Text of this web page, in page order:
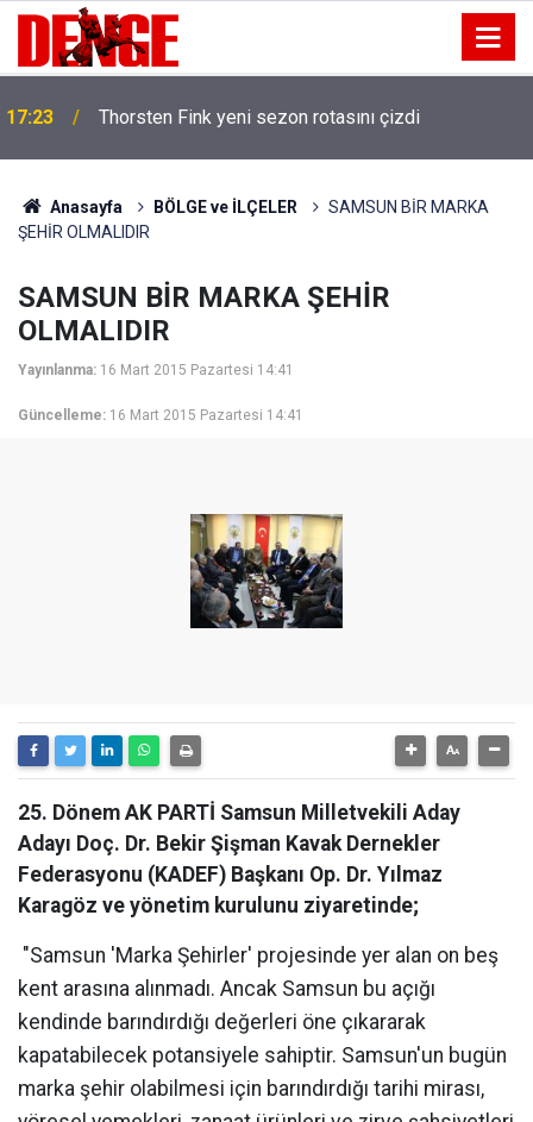
17:23 Thorsten Fink yeni sezon rotasını çizdi
Anasayfa BÖLGE ve İLÇELER
SAMSUN BİR MARKA
ŞEHİR OLMALIDIR
SAMSUN BİR MARKA ŞEHİR
OLMALIDIR
Yayınlanma: 16 Mart 2015 Pazartesi 14:41
Güncelleme: 16 Mart 2015 Pazartesi 14:41
25. Dönem AK PARTİ Samsun Milletvekili Aday
Adayı Doç. Dr. Bekir Şişman Kavak Dernekler
Federasyonu (KADEF) Başkanı Op. Dr. Yılmaz
Karagöz ve yönetim kurulunu ziyaretinde;
"Samsun 'Marka Şehirler' projesinde yer alan on beş
kent arasına alınmadı. Ancak Samsun bu açığı
kendinde barındırdığı değerleri öne çıkararak
kapatabilecek potansiyele sahiptir. Samsun'un bugün
marka şehir olabilmesi için barındırdığı tarihi mirası,